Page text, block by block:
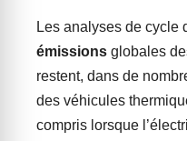
Les analyses de cycle
émissions globales
restent, dans de
des véhicules
compris lorsque